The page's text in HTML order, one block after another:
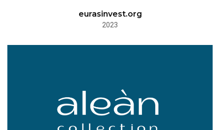
eurasinvest.org
2023